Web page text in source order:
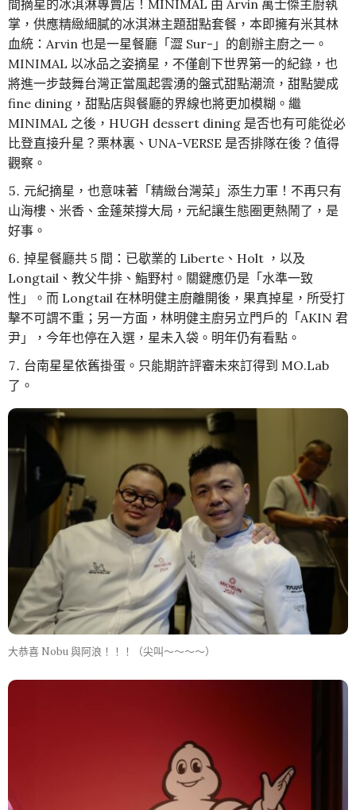
間摘星的冰淇淋專賣店！MINIMAL 由 Arvin 萬士傑主廚執
掌，供應精緻細膩的冰淇淋主題甜點套餐，本即擁有米其林
血統：Arvin 也是一星餐廳「澀 Sur-」的創辦主廚之一。
MINIMAL 以冰品之姿摘星，不僅創下世界第一的紀錄，也
將進一步鼓舞台灣正當風起雲湧的盤式甜點潮流，甜點變成
fine dining，甜點店與餐廳的界線也將更加模糊。繼
MINIMAL 之後，HUGH dessert dining 是否也有可能從必
比登直接升星？栗林裏、UNA-VERSE 是否排隊在後？值得
觀察。
元紀摘星，也意味著「精緻台灣菜」添生力軍！不再只有
山海樓、米香、金蓬萊撐大局，元紀讓生態圈更熱鬧了，是
好事。
掉星餐廳共 5 間：已歇業的 Liberte、Holt ，以及
Longtail、教父牛排、鮨野村。關鍵應仍是「水準一致
性」。而 Longtail 在林明健主廚離開後，果真掉星，所受打
擊不可謂不重；另一方面，林明健主廚另立門戶的「AKIN 君
尹」，今年也停在入選，星未入袋。明年仍有看點。
台南星星依舊掛蛋。只能期許評審未來訂得到 MO.Lab
了。
大恭喜 Nobu 與阿浪！！！（尖叫～～～～）